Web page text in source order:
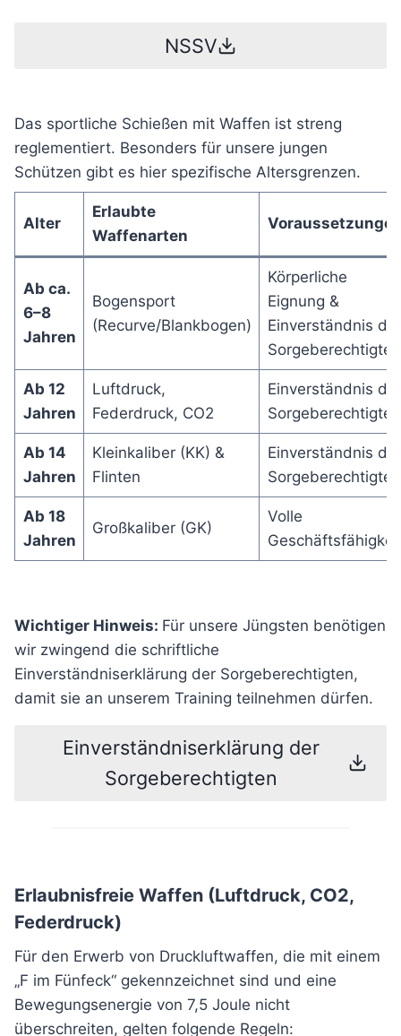
NSSV
Das sportliche Schießen mit Waffen ist streng
reglementiert. Besonders für unsere jungen
Schützen gibt es hier spezifische Altersgrenzen.
Alter
Erlaubte
Waffenarten
Ab ca.
6–8
Jahren
Bogensport
(Recurve/Blankbogen)
Körperliche
Eignung &
Einverständnis der
Sorgeberechtigten
Ab 12
Jahren
Luftdruck,
Federdruck, CO2
Einverständnis der
Sorgeberechtigten
Ab 14
Jahren
Kleinkaliber (KK) &
Flinten
Einverständnis der
Sorgeberechtigten
Ab 18
Jahren
Großkaliber (GK)
Volle
Wichtiger Hinweis: Für unsere Jüngsten benötigen
wir zwingend die schriftliche
Einverständniserklärung der Sorgeberechtigten,
damit sie an unserem Training teilnehmen dürfen.
Einverständniserklärung der
Sorgeberechtigten
Erlaubnisfreie Waffen (Luftdruck, CO2,
Federdruck)
Für den Erwerb von Druckluftwaffen, die mit einem
„F im Fünfeck“ gekennzeichnet sind und eine
Bewegungsenergie von 7,5 Joule nicht
überschreiten, gelten folgende Regeln: